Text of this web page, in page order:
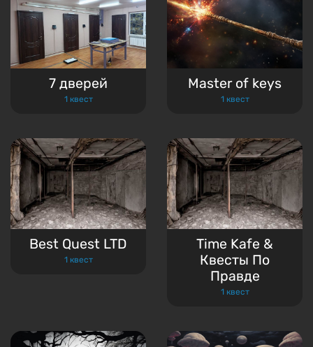
7 дверей
1 квест
Master of keys
1 квест
Best Quest LTD
1 квест
Time Kafe &
Квесты По
Правде
1 квест